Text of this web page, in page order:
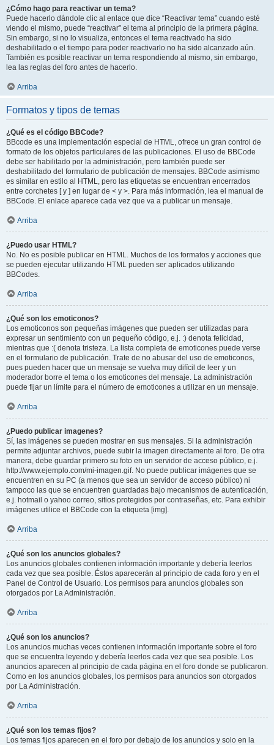
¿Cómo hago para reactivar un tema?
Puede hacerlo dándole clic al enlace que dice “Reactivar tema” cuando esté
viendo el mismo, puede “reactivar” el tema al principio de la primera página.
Sin embargo, si no lo visualiza, entonces el tema reactivado ha sido
deshabilitado o el tiempo para poder reactivarlo no ha sido alcanzado aún.
También es posible reactivar un tema respondiendo al mismo, sin embargo,
lea las reglas del foro antes de hacerlo.
Arriba
Formatos y tipos de temas
¿Qué es el código BBCode?
BBcode es una implementación especial de HTML, ofrece un gran control de
formato de los objetos particulares de las publicaciones. El uso de BBCode
debe ser habilitado por la administración, pero también puede ser
deshabilitado del formulario de publicación de mensajes. BBCode asimismo
es similar en estilo al HTML, pero las etiquetas se encuentran encerrados
entre corchetes [ y ] en lugar de < y >. Para más información, lea el manual de
BBCode. El enlace aparece cada vez que va a publicar un mensaje.
Arriba
¿Puedo usar HTML?
No. No es posible publicar en HTML. Muchos de los formatos y acciones que
se pueden ejecutar utilizando HTML pueden ser aplicados utilizando
BBCodes.
Arriba
¿Qué son los emoticonos?
Los emoticonos son pequeñas imágenes que pueden ser utilizadas para
expresar un sentimiento con un pequeño código, e.j. :) denota felicidad,
mientras que :( denota tristeza. La lista completa de emoticones puede verse
en el formulario de publicación. Trate de no abusar del uso de emoticonos,
pues pueden hacer que un mensaje se vuelva muy difícil de leer y un
moderador borre el tema o los emoticones del mensaje. La administración
puede fijar un límite para el número de emoticones a utilizar en un mensaje.
Arriba
¿Puedo publicar imagenes?
Sí, las imágenes se pueden mostrar en sus mensajes. Si la administración
permite adjuntar archivos, puede subir la imagen directamente al foro. De otra
manera, debe guardar primero su foto en un servidor de acceso público, e.j.
http://www.ejemplo.com/mi-imagen.gif. No puede publicar imágenes que se
encuentren en su PC (a menos que sea un servidor de acceso público) ni
tampoco las que se encuentren guardadas bajo mecanismos de autenticación,
e.j. hotmail o yahoo correo, sitios protegidos por contraseñas, etc. Para exhibir
imágenes utilice el BBCode con la etiqueta [img].
Arriba
¿Qué son los anuncios globales?
Los anuncios globales contienen información importante y debería leerlos
cada vez que sea posible. Éstos aparecerán al principio de cada foro y en el
Panel de Control de Usuario. Los permisos para anuncios globales son
otorgados por La Administración.
Arriba
¿Qué son los anuncios?
Los anuncios muchas veces contienen información importante sobre el foro
que se encuentra leyendo y debería leerlos cada vez que sea posible. Los
anuncios aparecen al principio de cada página en el foro donde se publicaron.
Como en los anuncios globales, los permisos para anuncios son otorgados
por La Administración.
Arriba
¿Qué son los temas fijos?
Los temas fijos aparecen en el foro por debajo de los anuncios y solo en la